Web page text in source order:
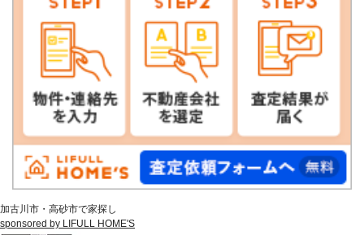
加古川市・高砂市で家探し
sponsored by LIFULL HOME'S